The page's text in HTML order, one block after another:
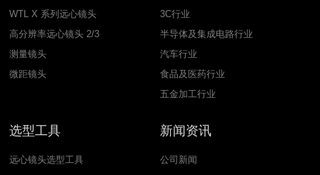
WTL X 系列远心镜头
高分辨率远心镜头 2/3
测量镜头
微距镜头
3C行业
半导体及集成电路行业
汽车行业
食品及医药行业
五金加工行业
选型工具
远心镜头选型工具
新闻资讯
公司新闻